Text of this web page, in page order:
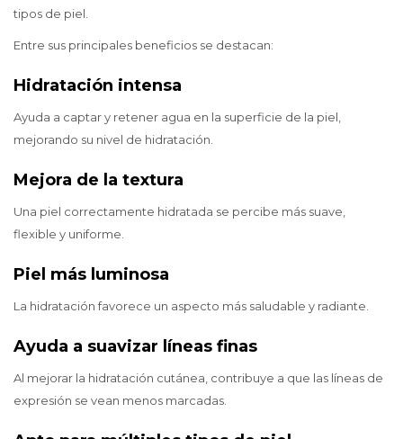
tipos de piel.
Entre sus principales beneficios se destacan:
Hidratación intensa
Ayuda a captar y retener agua en la superficie de la piel,
mejorando su nivel de hidratación.
Mejora de la textura
Una piel correctamente hidratada se percibe más suave,
flexible y uniforme.
Piel más luminosa
La hidratación favorece un aspecto más saludable y radiante.
Ayuda a suavizar líneas finas
Al mejorar la hidratación cutánea, contribuye a que las líneas de
expresión se vean menos marcadas.